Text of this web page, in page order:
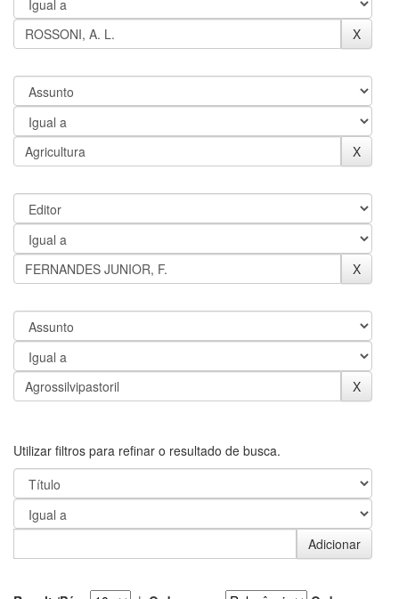
Utilizar filtros para refinar o resultado de busca.